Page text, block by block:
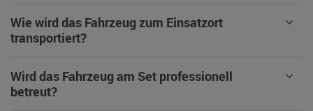
Wie wird das Fahrzeug zum Einsatzort
transportiert?
Wird das Fahrzeug am Set professionell
betreut?